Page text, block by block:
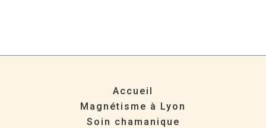
Accueil
Magnétisme à Lyon
Soin chamanique